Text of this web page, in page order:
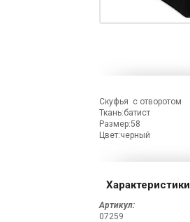
Скуфья с отворотом
Ткань:батист
Размер:58
Цвет:черный
Характеристики
Артикул:
07259